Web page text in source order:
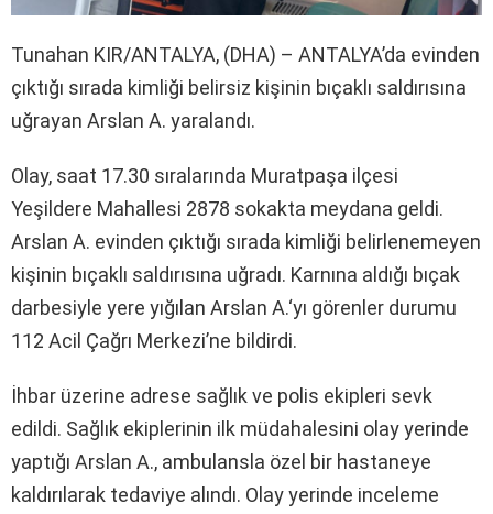
Tunahan KIR/ANTALYA, (DHA) – ANTALYA’da evinden
çıktığı sırada kimliği belirsiz kişinin bıçaklı saldırısına
uğrayan Arslan A. yaralandı.
Olay, saat 17.30 sıralarında Muratpaşa ilçesi
Yeşildere Mahallesi 2878 sokakta meydana geldi.
Arslan A. evinden çıktığı sırada kimliği belirlenemeyen
kişinin bıçaklı saldırısına uğradı. Karnına aldığı bıçak
darbesiyle yere yığılan Arslan A.‘yı görenler durumu
112 Acil Çağrı Merkezi’ne bildirdi.
İhbar üzerine adrese sağlık ve polis ekipleri sevk
edildi. Sağlık ekiplerinin ilk müdahalesini olay yerinde
yaptığı Arslan A., ambulansla özel bir hastaneye
kaldırılarak tedaviye alındı. Olay yerinde inceleme